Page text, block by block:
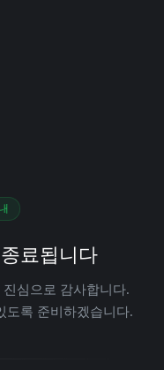
료됩니다
심으로 감사합니다.
도록 준비하겠습니다.